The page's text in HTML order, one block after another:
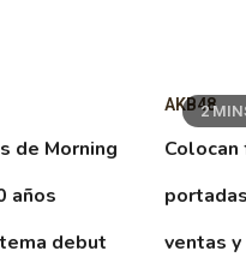
de Morning
años
debut
2
AKB48
ventas